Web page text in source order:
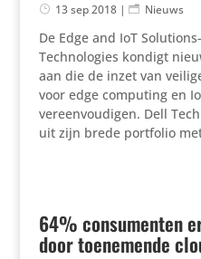
13 sep 2018| Nieuws
De Edge and IoT
Technologies kondigt
aan die de inzet van
voor edge computing en
vereenvoudigen. Dell
uit zijn brede portfolio
64% consumenten
door toenemende